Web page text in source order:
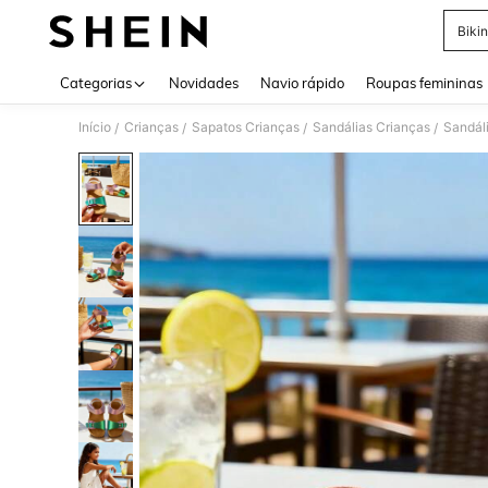
Categorias Novidades Navio rápido Roupas femininas
Início / Crianças / Sapatos Crianças / Sandálias Crianças /